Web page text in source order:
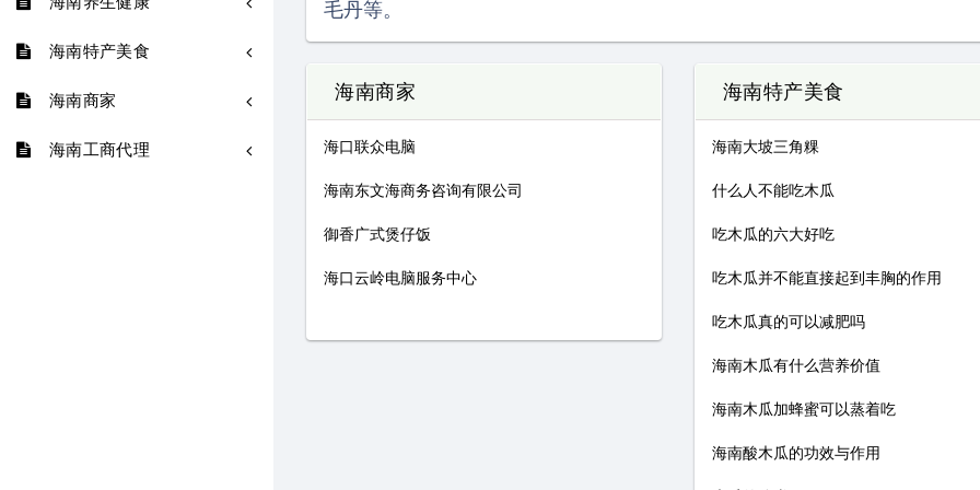
海南特产美食
海南商家
海南工商代理
毛丹等。
海南商家
海口联众电脑
海南东文海商务咨询有限公司
御香广式煲仔饭
海口云岭电脑服务中心
海南特产美食
海南大坡三角粿
什么人不能吃木瓜
吃木瓜的六大好吃
吃木瓜并不能直接起到丰胸的作用
吃木瓜真的可以减肥吗
海南木瓜有什么营养价值
海南木瓜加蜂蜜可以蒸着吃
海南酸木瓜的功效与作用